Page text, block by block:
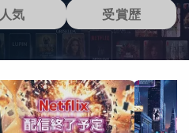
人気 受賞歴